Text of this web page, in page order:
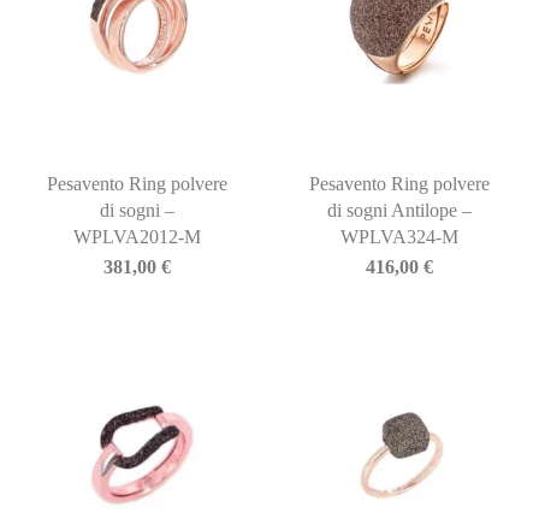
Pesavento Ring polvere
di sogni –
WPLVA2012-M
381,00 €
Pesavento Ring polvere
di sogni Antilope –
WPLVA324-M
416,00€